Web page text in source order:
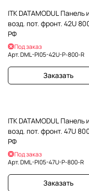
ITK DATAMODUL Панель
возд. пот. фронт. 42U
РФ
Под заказ
Арт.DML-PI05-42U-P-800-R
Заказать
ITK DATAMODUL Панель
возд. пот. фронт. 47U
РФ
Под заказ
Арт.DML-PI05-47U-P-800-R
Заказать